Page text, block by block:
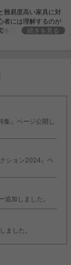
難易度高い家具に対
者には理解するのが
アップしたような
続きを見る
集』ページ公開し
ション2024』ペ
加しました。
ました。